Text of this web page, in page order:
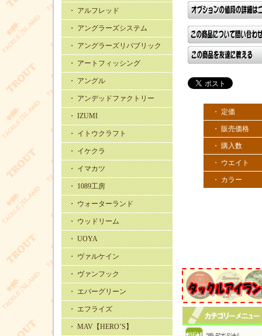
・ アルフレッド
・ アングラーズシステム
・ アングラーズリパブリック
・ アートフィッシング
・ アングル
・ アンデッドファクトリー
・ IZUMI
・ イトウクラフト
・ イケクラ
・ イマカツ
・ 1089工房
・ ウォーターランド
・ ウッドリーム
・ UOYA
・ ヴァルケイン
・ ヴァンフック
・ エバーグリーン
・ エフライズ
・ MAV【HERO’S】
・ 定価
・ 販売価格
・ 購入数
・ ウエイト
・ カラー